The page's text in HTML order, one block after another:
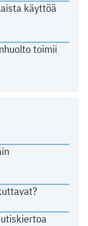
käyttöä
toimii